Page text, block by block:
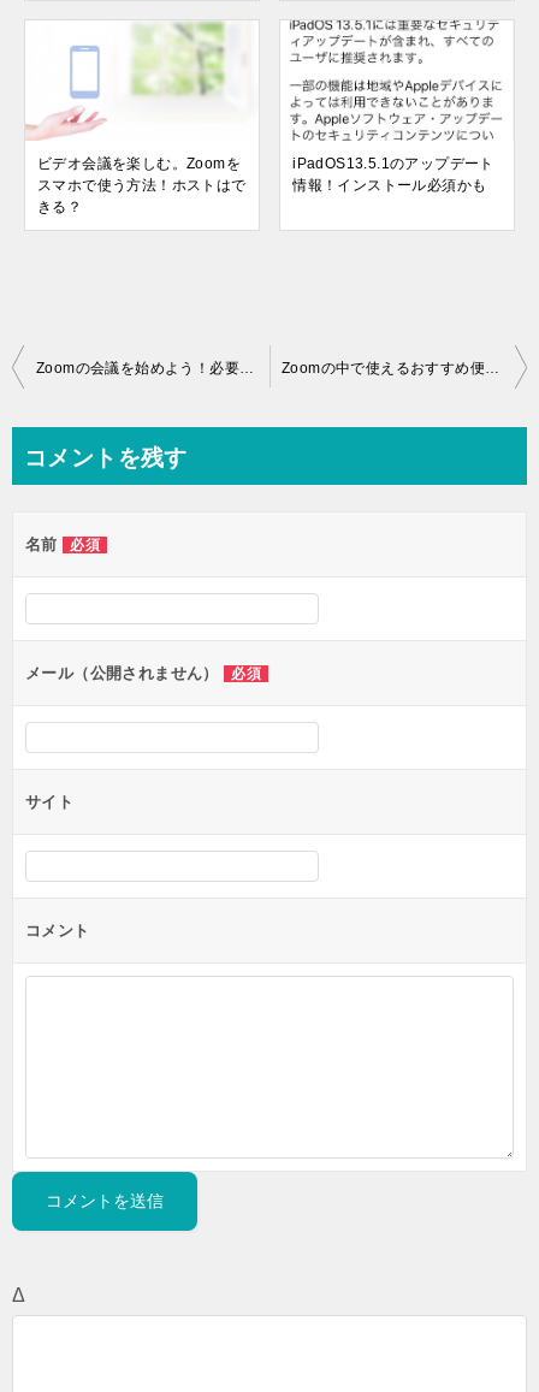
ビデオ会議を楽しむ。Zoomを
スマホで使う方法！ホストはで
きる？
iPadOS13.5.1のアップデート
情報！インストール必須かも
投
ビ
ー
シ
ン
Zoomの会議を始めよう！必要なおすすめ機材とは Zoomの中で使えるおすすめ便利機能３つのポイントについて
コメントを残す
名前 必須
メール（公開されません） 必須
サイト
コメント
Δ